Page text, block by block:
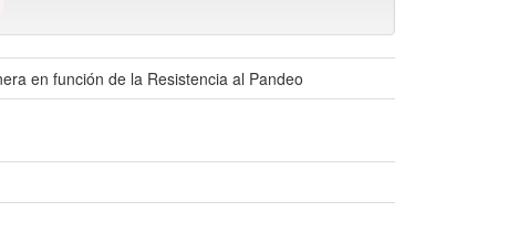
en función de la Resistencia al Pandeo